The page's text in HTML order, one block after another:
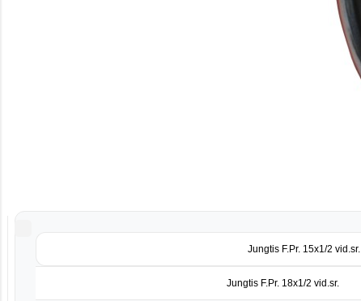
Jungtis F.Pr. 15x1/2 vid.sr.
Jungtis F.Pr. 18x1/2 vid.sr.